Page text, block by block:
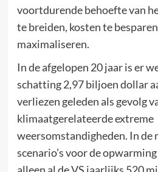
voortdurende behoefte van
te breiden, kosten te
maximaliseren.
In de afgelopen 20 jaar is er
schatting 2,97 biljoen dollar
verliezen geleden als gevolg
klimaatgerelateerde extreme
weersomstandigheden. In de
scenario’s voor de